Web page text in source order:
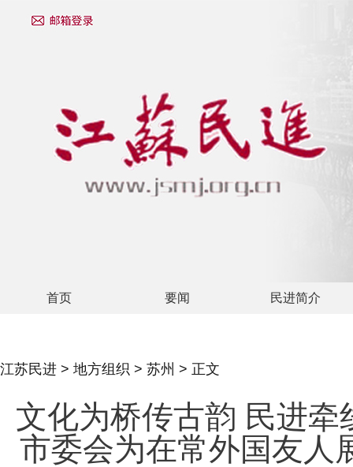
首页 要闻 民进简介
江苏民进 > 地方组织 > 苏州 > 正文
文化为桥传古韵 民进
市委会为在常外国友人